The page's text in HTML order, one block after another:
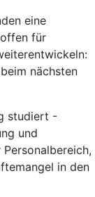
eine
für
nächsten
studiert -
und
in den